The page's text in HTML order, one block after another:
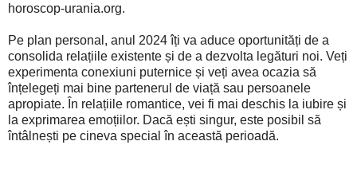
horoscop-urania.org.
Pe plan personal, anul 2024 îți va aduce oportunități de a
consolida relațiile existente și de a dezvolta legături noi. Veți
experimenta conexiuni puternice și veți avea ocazia să
înțelegeți mai bine partenerul de viață sau persoanele
apropiate. În relațiile romantice, vei fi mai deschis la iubire și
la exprimarea emoțiilor. Dacă ești singur, este posibil să
întâlnești pe cineva special în această perioadă.